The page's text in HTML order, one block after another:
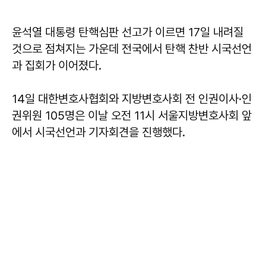
윤석열 대통령 탄핵심판 선고가 이르면 17일 내려질
것으로 점쳐지는 가운데 전국에서 탄핵 찬반 시국선언
과 집회가 이어졌다.
14일 대한변호사협회와 지방변호사회 전 인권이사·인
권위원 105명은 이날 오전 11시 서울지방변호사회 앞
에서 시국선언과 기자회견을 진행했다.